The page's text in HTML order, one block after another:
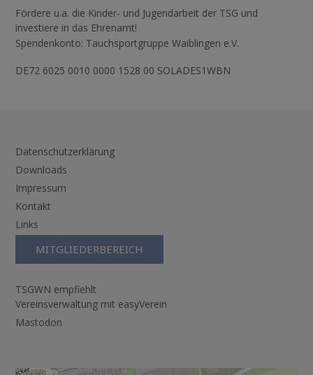
Fördere u.a. die Kinder- und Jugendarbeit der TSG und
investiere in das Ehrenamt!
Spendenkonto: Tauchsportgruppe Waiblingen e.V.
DE72 6025 0010 0000 1528 00 SOLADES1WBN
Datenschutzerklärung
Downloads
Impressum
Kontakt
Links
MITGLIEDERBEREICH
TSGWN empfiehlt
Vereinsverwaltung mit easyVerein
Mastodon